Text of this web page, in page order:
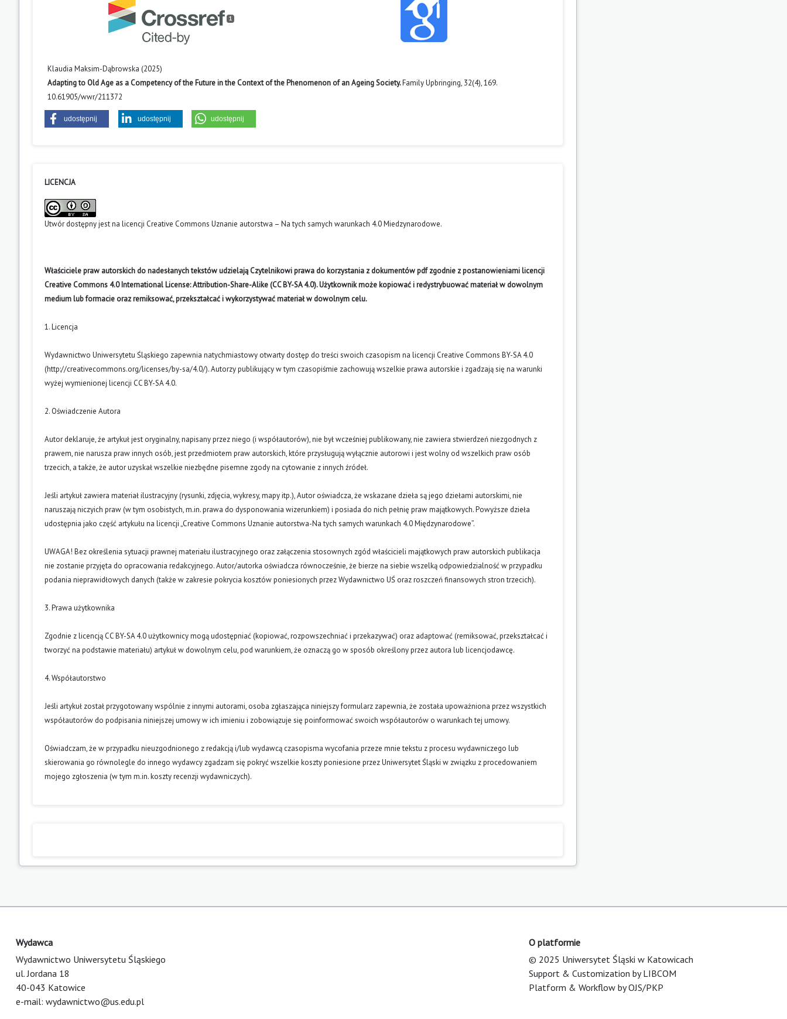
1
Klaudia Maksim-Dąbrowska (2025)
Adapting to Old Age as a Competency of the Future in the Context of the Phenomenon of an Ageing Society.Family Upbringing, 32(4),169.
10.61905/wwr/211372
udostępnij udostępnij udostępnij
LICENCJA
Utwór dostępny jest na licencji Creative Commons Uznanie autorstwa – Na tych samych warunkach 4.0 Miedzynarodowe.
Właściciele praw autorskich do nadesłanych tekstów udzielają Czytelnikowi prawa do korzystania z dokumentów pdf zgodnie z postanowieniami licencji
Creative Commons 4.0 International License: Attribution-Share-Alike (CC BY-SA 4.0). Użytkownik może kopiować i redystrybuować materiał w dowolnym
medium lub formacie oraz remiksować, przekształcać i wykorzystywać materiał w dowolnym celu.
1. Licencja
Wydawnictwo Uniwersytetu Śląskiego zapewnia natychmiastowy otwarty dostęp do treści swoich czasopism na licencji Creative Commons BY-SA 4.0
(http://creativecommons.org/licenses/by-sa/4.0/). Autorzy publikujący w tym czasopiśmie zachowują wszelkie prawa autorskie i zgadzają się na warunki
wyżej wymienionej licencji CC BY-SA 4.0.
2. Oświadczenie Autora
Autor deklaruje, że artykuł jest oryginalny, napisany przez niego (i współautorów), nie był wcześniej publikowany, nie zawiera stwierdzeń niezgodnych z
prawem, nie narusza praw innych osób, jest przedmiotem praw autorskich, które przysługują wyłącznie autorowi i jest wolny od wszelkich praw osób
trzecich, a także, że autor uzyskał wszelkie niezbędne pisemne zgody na cytowanie z innych źródeł.
Jeśli artykuł zawiera materiał ilustracyjny (rysunki, zdjęcia, wykresy, mapy itp.), Autor oświadcza, że wskazane dzieła są jego dziełami autorskimi, nie
naruszają niczyich praw (w tym osobistych, m.in. prawa do dysponowania wizerunkiem) i posiada do nich pełnię praw majątkowych. Powyższe dzieła
udostępnia jako część artykułu na licencji „Creative Commons Uznanie autorstwa-Na tych samych warunkach 4.0 Międzynarodowe”.
UWAGA! Bez określenia sytuacji prawnej materiału ilustracyjnego oraz załączenia stosownych zgód właścicieli majątkowych praw autorskich publikacja
nie zostanie przyjęta do opracowania redakcyjnego. Autor/autorka oświadcza równocześnie, że bierze na siebie wszelką odpowiedzialność w przypadku
podania nieprawidłowych danych (także w zakresie pokrycia kosztów poniesionych przez Wydawnictwo UŚ oraz roszczeń finansowych stron trzecich).
3. Prawa użytkownika
Zgodnie z licencją CC BY-SA 4.0 użytkownicy mogą udostępniać (kopiować, rozpowszechniać i przekazywać) oraz adaptować (remiksować, przekształcać i
tworzyć na podstawie materiału) artykuł w dowolnym celu, pod warunkiem, że oznaczą go w sposób określony przez autora lub licencjodawcę.
4. Współautorstwo
Jeśli artykuł został przygotowany wspólnie z innymi autorami, osoba zgłaszająca niniejszy formularz zapewnia, że została upoważniona przez wszystkich
współautorów do podpisania niniejszej umowy w ich imieniu i zobowiązuje się poinformować swoich współautorów o warunkach tej umowy.
Oświadczam, że w przypadku nieuzgodnionego z redakcją i/lub wydawcą czasopisma wycofania przeze mnie tekstu z procesu wydawniczego lub
skierowania go równolegle do innego wydawcy zgadzam się pokryć wszelkie koszty poniesione przez Uniwersytet Śląski w związku z procedowaniem
mojego zgłoszenia (w tym m.in. koszty recenzji wydawniczych).
Wydawca
Wydawnictwo Uniwersytetu Śląskiego
ul. Jordana 18
40-043 Katowice
e-mail: wydawnictwo@us.edu.pl
O platformie
© 2025 Uniwersytet Śląski w Katowicach
Support & Customization by LIBCOM
Platform & Workflow by OJS/PKP